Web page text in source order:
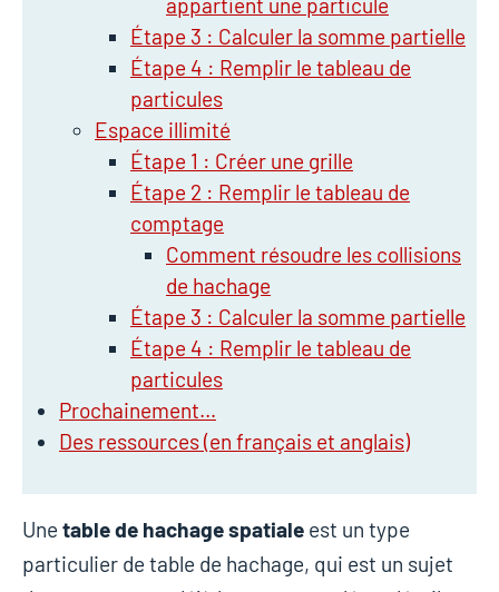
appartient une particule
Étape 3 : Calculer la somme partielle
Étape 4 : Remplir le tableau de
particules
Espace illimité
Étape 1 : Créer une grille
Étape 2 : Remplir le tableau de
comptage
Comment résoudre les collisions
de hachage
Étape 3 : Calculer la somme partielle
Étape 4 : Remplir le tableau de
particules
Prochainement…
Des ressources (en français et anglais)
Une table de hachage spatiale est un type
particulier de table de hachage, qui est un sujet